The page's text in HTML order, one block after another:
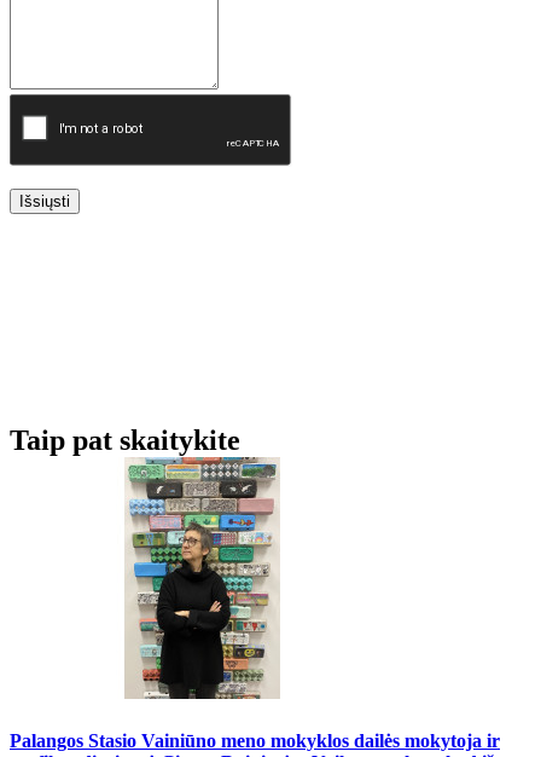
Išsiųsti
Taip pat skaitykite
Palangos Stasio Vainiūno meno mokyklos dailės mokytoja ir